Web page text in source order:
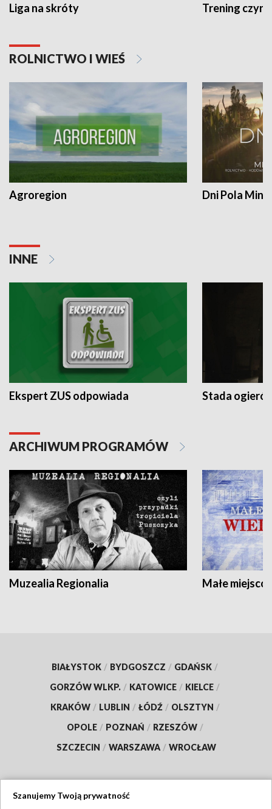
Liga na skróty Trening czyni
ROLNICTWO I WIEŚ
Agroregion Dni Pola
INNE
Ekspert ZUS odpowiada Stada
ARCHIWUM PROGRAMÓW
Muzealia Regionalia Małe
BIAŁYSTOK / BYDGOSZCZ / GDAŃSK /
GORZÓW WLKP. / KATOWICE / KIELCE /
KRAKÓW / LUBLIN / ŁÓDŹ / OLSZTYN /
OPOLE / POZNAŃ / RZESZÓW /
SZCZECIN / WARSZAWA / WROCŁAW
Szanujemy Twoją prywatność